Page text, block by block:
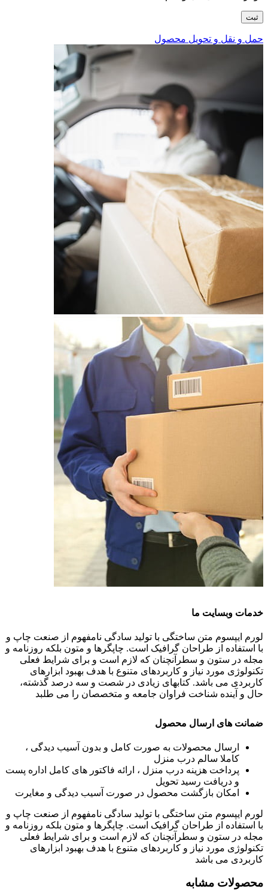
حمل و نقل و تحویل محصول
خدمات وبسایت ما
لورم ایپسوم متن ساختگی با تولید سادگی نامفهوم از صنعت چاپ و
با استفاده از طراحان گرافیک است. چاپگرها و متون بلکه روزنامه و
مجله در ستون و سطرآنچنان که لازم است و برای شرایط فعلی
تکنولوژی مورد نیاز و کاربردهای متنوع با هدف بهبود ابزارهای
کاربردی می باشد. کتابهای زیادی در شصت و سه درصد گذشته،
حال و آینده شناخت فراوان جامعه و متخصصان را می طلبد
ضمانت های ارسال محصول
ارسال محصولات به صورت کامل و بدون آسیب دیدگی ،
کاملا سالم درب منزل
پرداخت هزینه درب منزل ، ارائه فاکتور های کامل اداره پست
و دریافت رسید تحویل
امکان بازگشت محصول در صورت آسیب دیدگی و مغایرت
لورم ایپسوم متن ساختگی با تولید سادگی نامفهوم از صنعت چاپ و
با استفاده از طراحان گرافیک است. چاپگرها و متون بلکه روزنامه و
مجله در ستون و سطرآنچنان که لازم است و برای شرایط فعلی
تکنولوژی مورد نیاز و کاربردهای متنوع با هدف بهبود ابزارهای
کاربردی می باشد
محصولات مشابه